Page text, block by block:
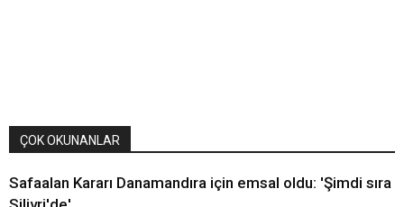
ÇOK OKUNANLAR
Safaalan Kararı Danamandıra için emsal oldu: 'Şimdi sıra